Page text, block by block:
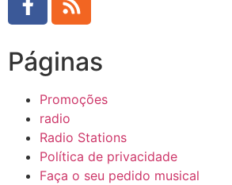
Páginas
Promoções
radio
Radio Stations
Política de privacidade
Faça o seu pedido musical